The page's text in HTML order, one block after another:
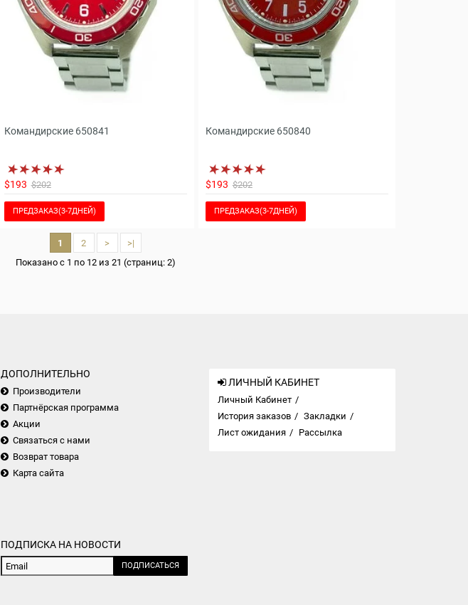
Командирские 650841
$193 $202
ПРЕДЗАКАЗ(3-7ДНЕЙ)
Командирские 650840
$193 $202
ПРЕДЗАКАЗ(3-7ДНЕЙ)
1 2 >
>|
Показано с 1 по 12 из 21 (страниц: 2)
ДОПОЛНИТЕЛЬНО
Производители
Партнёрская программа
Акции
Связаться с нами
Возврат товара
Карта сайта
ПОДПИСКА НА НОВОСТИ
ПОДПИСАТЬСЯ
ЛИЧНЫЙ КАБИНЕТ
Личный Кабинет
История заказов
Закладки
Лист ожидания
Рассылка